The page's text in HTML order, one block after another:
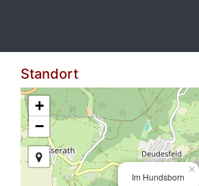
Standort
Im Hundsborn
×
+
−